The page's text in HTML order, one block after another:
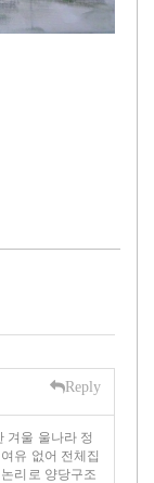
Reply
겨울 울나라 정
유 없어 전체집
리로 양당구조